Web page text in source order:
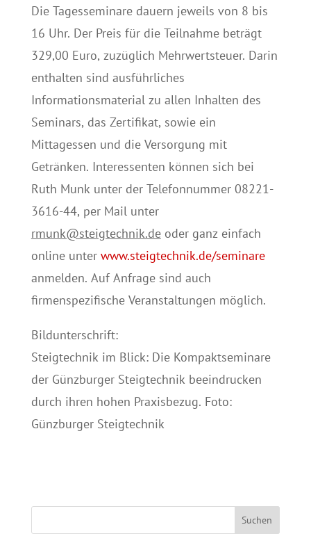
Die Tagesseminare dauern jeweils von 8 bis
16 Uhr. Der Preis für die Teilnahme beträgt
329,00 Euro, zuzüglich Mehrwertsteuer. Darin
enthalten sind ausführliches
Informationsmaterial zu allen Inhalten des
Seminars, das Zertifikat, sowie ein
Mittagessen und die Versorgung mit
Getränken. Interessenten können sich bei
Ruth Munk unter der Telefonnummer 08221-
3616-44, per Mail unter
rmunk@steigtechnik.deoder ganz einfach
online unter www.steigtechnik.de/seminare
anmelden. Auf Anfrage sind auch
firmenspezifische Veranstaltungen möglich.
Bildunterschrift:
Steigtechnik im Blick: Die Kompaktseminare
der Günzburger Steigtechnik beeindrucken
durch ihren hohen Praxisbezug. Foto:
Günzburger Steigtechnik